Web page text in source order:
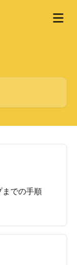
での手順